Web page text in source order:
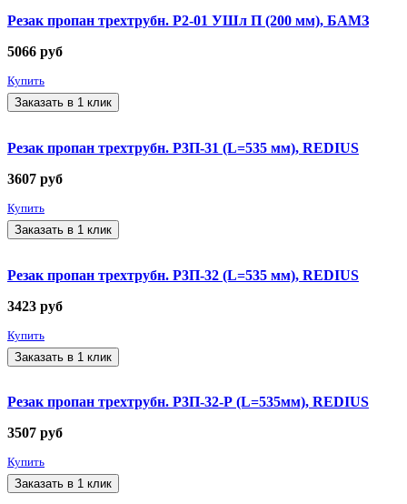
Резак пропан трехтрубн. Р2-01 УШл П (200 мм), БАМЗ
5066 руб
Купить
Заказать в 1 клик
Резак пропан трехтрубн. Р3П-31 (L=535 мм), REDIUS
3607 руб
Купить
Заказать в 1 клик
Резак пропан трехтрубн. Р3П-32 (L=535 мм), REDIUS
3423 руб
Купить
Заказать в 1 клик
Резак пропан трехтрубн. Р3П-32-Р (L=535мм), REDIUS
3507 руб
Купить
Заказать в 1 клик